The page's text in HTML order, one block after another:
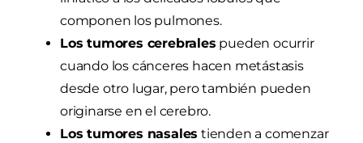
componen los pulmones.
Los tumores cerebrales pueden ocurrir
cuando los cánceres hacen metástasis
desde otro lugar, pero también pueden
originarse en el cerebro.
Los tumores nasales tienden a comenzar